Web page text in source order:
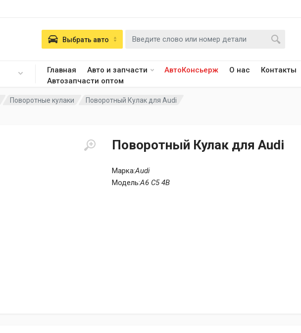
Главная Авто и запчасти АвтоКонсьерж О нас
Контакты
Автозапчасти оптом
Выбрать авто
Поворотные кулаки Поворотный Кулак для Audi
Поворотный Кулак для Audi
Марка:Audi
Модель:A6 C5 4B